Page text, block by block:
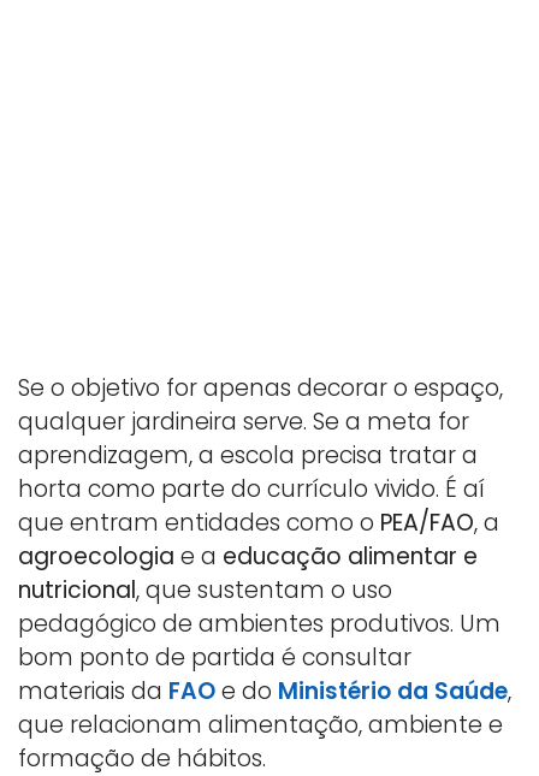
Se o objetivo for apenas decorar o espaço,
qualquer jardineira serve. Se a meta for
aprendizagem, a escola precisa tratar a
horta como parte do currículo vivido. É aí
que entram entidades como o PEA/FAO, a
agroecologia e a educação alimentar e
nutricional, que sustentam o uso
pedagógico de ambientes produtivos. Um
bom ponto de partida é consultar
materiais da FAOe do Ministério da Saúde,
que relacionam alimentação, ambiente e
formação de hábitos.